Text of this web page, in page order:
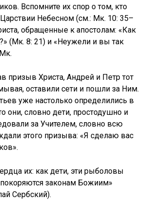
Вспомните их спор о том, кто
Небесном (см.: Мк. 10: 35–
обращенные к апостолам: «Как
(Мк. 8: 21) и «Неужели и вы так
призыв Христа, Андрей и Петр тот
оставили сети и пошли за Ним.
уже настолько определились в
они, словно дети, простодушно и
за Учителем, словно всю
этого призыва: «Я сделаю вас
их: как дети, эти рыболовы
законам Божиим»
Сербский).